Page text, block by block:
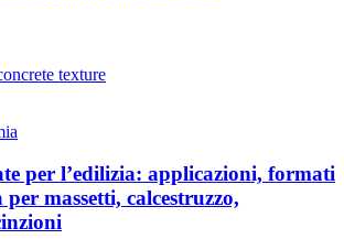
per l’edilizia: applicazioni, formati
massetti, calcestruzzo,